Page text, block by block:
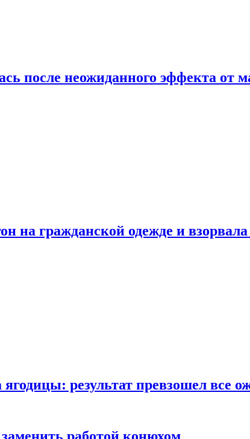
после неожиданного эффекта от
на гражданской одежде и взорвала
результат превзошел все